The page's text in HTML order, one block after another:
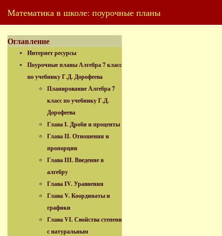
Математика в школе: поурочные планы
Оглавление
Интернет ресурсы
Поурочные планы Алгебра 7 класс
по учебнику Г.Д. Дорофеева
Планирование Алгебра 7
класс по учебнику Г.Д.
Дорофеева
Глава I. Дроби и проценты
Глава II. Отношения и
пропорции
Глава III. Введение в
алгебру
Глава IV. Уравнения
Глава V. Координаты и
графики
Глава VI. Свойства степени
с натуральным